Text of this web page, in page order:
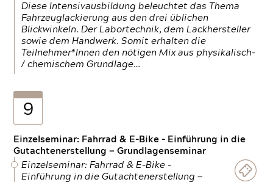
Diese Intensivausbildung beleuchtet das Thema
Fahrzeuglackierung aus den drei üblichen
Blickwinkeln. Der Labortechnik, dem Lackhersteller
sowie dem Handwerk. Somit erhalten die
Teilnehmer*Innen den nötigen Mix aus physikalisch-
/ chemischem Grundlage…
9
Einzelseminar: Fahrrad & E-Bike - Einführung in die
Gutachtenerstellung — Grundlagenseminar
Einzelseminar: Fahrrad & E-Bike -
Einführung in die Gutachtenerstellung —